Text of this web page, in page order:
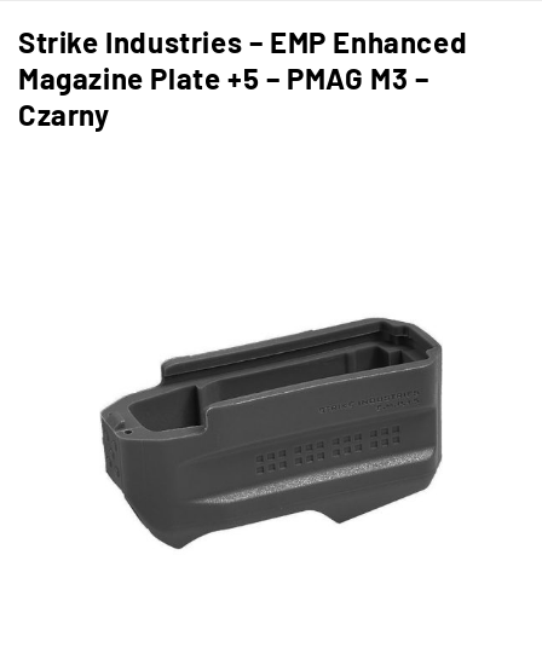
Strike Industries – EMP Enhanced
Magazine Plate +5 – PMAG M3 –
Czarny